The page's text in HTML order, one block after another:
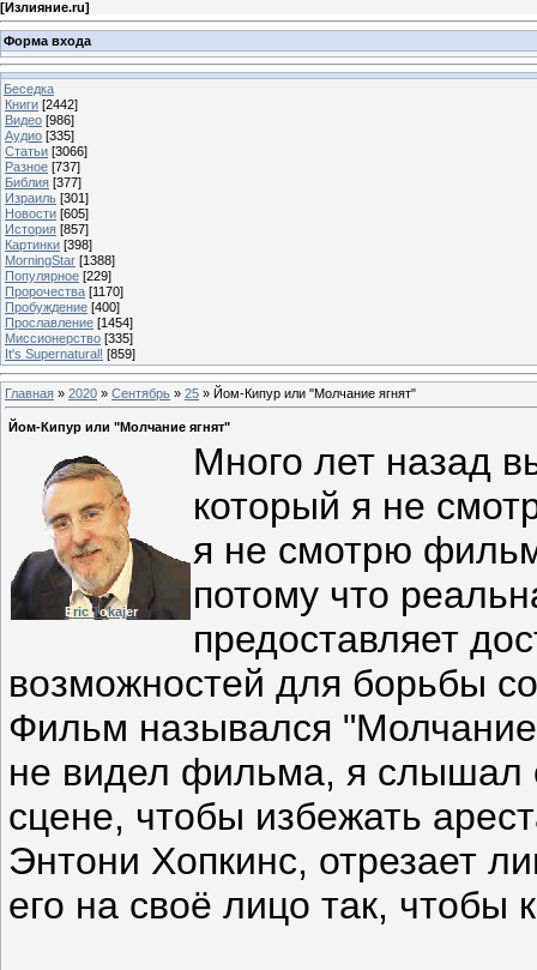
[Излияние.ru]
Форма входа
Беседка
Книги [2442]
Видео [986]
Аудио [335]
Статьи [3066]
Разное [737]
Библия [377]
Израиль [301]
Новости [605]
История [857]
Картинки [398]
MorningStar [1388]
Популярное [229]
Пророчества [1170]
Пробуждение [400]
Прославление [1454]
Миссионерство [335]
It's Supernatural! [859]
Главная » 2020 » Сентябрь » 25 » Йом-Кипур или "Молчание ягнят"
Йом-Кипур или "Молчание ягнят"
Eric Tokajer
Много лет назад
который я не
я не смотрю
потому что
предоставляет
возможностей для борьбы
Фильм назывался "Молчание
не видел фильма, я слышал
сцене, чтобы избежать
Энтони Хопкинс, отрезает
его на своё лицо так, чтобы